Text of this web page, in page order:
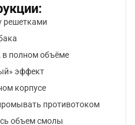
решетками
в полном объёме
эффект
корпусе
противотоком
объем смолы